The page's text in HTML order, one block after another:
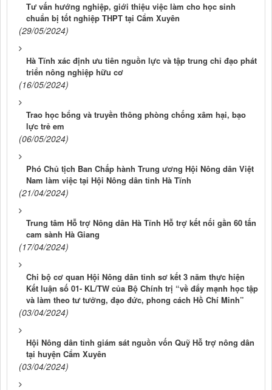
Tư vấn hướng nghiệp, giới thiệu việc làm cho học sinh
chuẩn bị tốt nghiệp THPT tại Cẩm Xuyên
(29/05/2024)
Hà Tĩnh xác định ưu tiên nguồn lực và tập trung chỉ đạo phát
triển nông nghiệp hữu cơ
(16/05/2024)
Trao học bổng và truyền thông phòng chống xâm hại, bạo
lực trẻ em
(06/05/2024)
Phó Chủ tịch Ban Chấp hành Trung ương Hội Nông dân Việt
Nam làm việc tại Hội Nông dân tỉnh Hà Tĩnh
(21/04/2024)
Trung tâm Hỗ trợ Nông dân Hà Tĩnh Hỗ trợ kết nối gần 60 tấn
cam sành Hà Giang
(17/04/2024)
Chi bộ cơ quan Hội Nông dân tỉnh sơ kết 3 năm thực hiện
Kết luận số 01- KL/TW của Bộ Chính trị “về đẩy mạnh học tập
và làm theo tư tưởng, đạo đức, phong cách Hồ Chí Minh”
(03/04/2024)
Hội Nông dân tỉnh giám sát nguồn vốn Quỹ Hỗ trợ nông dân
tại huyện Cẩm Xuyên
(03/04/2024)